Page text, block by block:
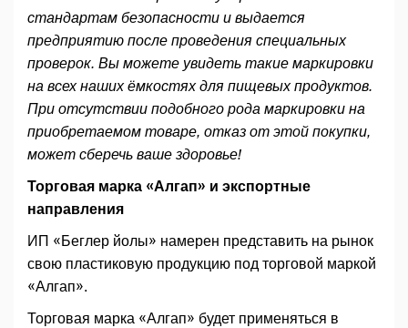
стандартам безопасности и выдается
предприятию после проведения специальных
проверок. Вы можете увидеть такие маркировки
на всех наших ёмкостях для пищевых продуктов.
При отсутствии подобного рода маркировки на
приобретаемом товаре, отказ от этой покупки,
может сберечь ваше здоровье!
Торговая марка «Алгап» и экспортные
направления
ИП «Беглер йолы» намерен представить на рынок
свою пластиковую продукцию под торговой маркой
«Алгап».
Торговая марка «Алгап» будет применяться в